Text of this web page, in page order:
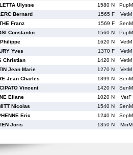
Ulysse 1580 N
PupM
Bernard 1565 F
VetM
Franz 1569 F
SenM
Constantin 1560 N
PupM
1620 N
VetM
Yves 1370 F
VetM
Christian 1420 N
VetM
Jean Marie 1270 N
VetM
Jean Charles 1399 N
SenM
Vincent 1420 N
SenM
Eliane 1020 N
VetF
Nicolas 1540 N
SenM
Eric 1240 N
SepM
Joris 1350 N MinM